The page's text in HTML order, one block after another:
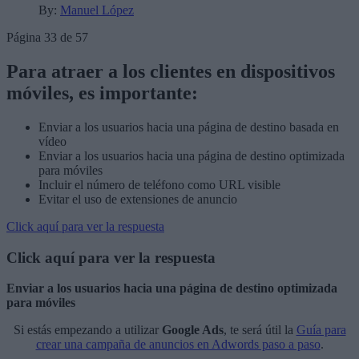
By: Manuel López
Página 33 de 57
Para atraer a los clientes en dispositivos
móviles, es importante:
Enviar a los usuarios hacia una página de destino basada en
vídeo
Enviar a los usuarios hacia una página de destino optimizada
para móviles
Incluir el número de teléfono como URL visible
Evitar el uso de extensiones de anuncio
Click aquí para ver la respuesta
Click aquí para ver la respuesta
Enviar a los usuarios hacia una página de destino optimizada
para móviles
Si estás empezando a utilizar Google Ads, te será útil la Guía para
crear una campaña de anuncios en Adwords paso a paso.